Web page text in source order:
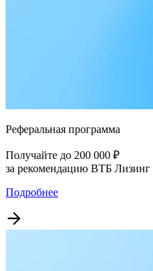
Реферальная программа
Получайте до 200 000 ₽
за рекомендацию ВТБ Лизинг
Подробнее